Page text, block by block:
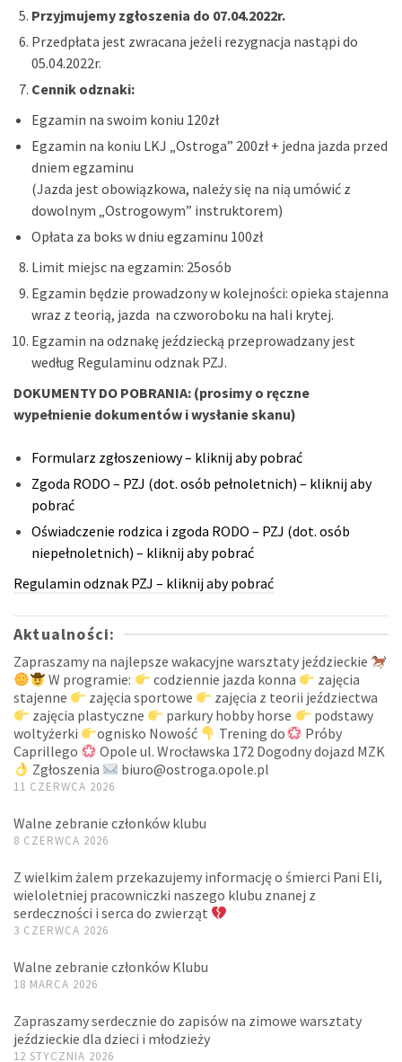
Przyjmujemy zgłoszenia do 07.04.2022r.
Przedpłata jest zwracana jeżeli rezygnacja nastąpi do
05.04.2022r.
Cennik odznaki:
Egzamin na swoim koniu 120zł
Egzamin na koniu LKJ „Ostroga” 200zł + jedna jazda przed
dniem egzaminu
(Jazda jest obowiązkowa, należy się na nią umówić z
dowolnym „Ostrogowym” instruktorem)
Opłata za boks w dniu egzaminu 100zł
Limit miejsc na egzamin: 25osób
Egzamin będzie prowadzony w kolejności: opieka stajenna
wraz z teorią, jazda na czworoboku na hali krytej.
Egzamin na odznakę jeździecką przeprowadzany jest
według Regulaminu odznak PZJ.
DOKUMENTY DO POBRANIA: (prosimy o ręczne
wypełnienie dokumentów i wysłanie skanu)
Formularz zgłoszeniowy – kliknij aby pobrać
Zgoda RODO – PZJ (dot. osób pełnoletnich) – kliknij aby
pobrać
Oświadczenie rodzica i zgoda RODO – PZJ (dot. osób
niepełnoletnich) – kliknij aby pobrać
Regulamin odznak PZJ – kliknij aby pobrać
Aktualności:
Zapraszamy na najlepsze wakacyjne warsztaty jeździeckie
W programie:
codziennie jazda konna
zajęcia
stajenne
zajęcia sportowe
zajęcia z teorii jeździectwa
zajęcia plastyczne
parkury hobby horse
podstawy
woltyżerki
ognisko Nowość Trening do
Próby
Caprillego
Opole ul. Wrocławska 172 Dogodny dojazd MZK
Zgłoszenia
biuro@ostroga.opole.pl
11 CZERWCA 2026
Walne zebranie członków klubu
8 CZERWCA 2026
Z wielkim żalem przekazujemy informację o śmierci Pani Eli,
wieloletniej pracowniczki naszego klubu znanej z
serdeczności i serca do zwierząt
3 CZERWCA 2026
Walne zebranie członków Klubu
18 MARCA 2026
Zapraszamy serdecznie do zapisów na zimowe warsztaty
jeździeckie dla dzieci i młodzieży
12 STYCZNIA 2026